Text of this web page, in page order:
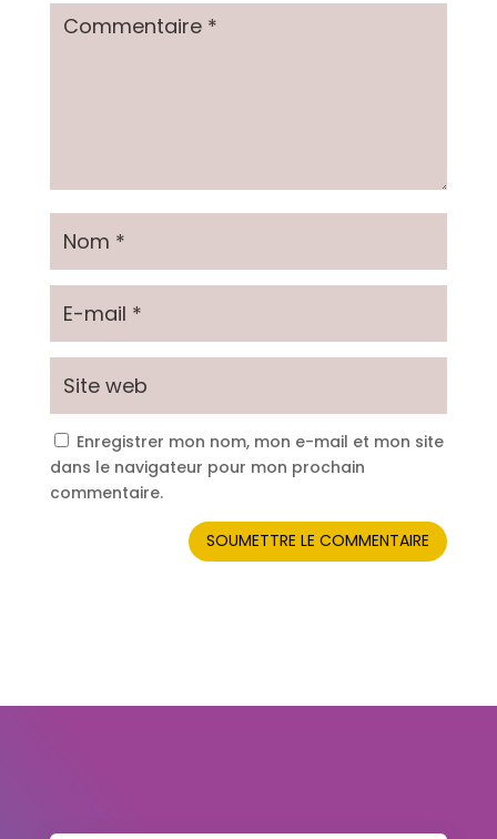
Enregistrer mon nom, mon e-mail et mon site
dans le navigateur pour mon prochain
commentaire.
SOUMETTRE LE COMMENTAIRE